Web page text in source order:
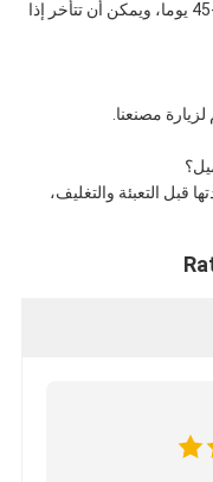
ج: بشكل عام، زمنا التسليم هو في غضون 30-45 يوما، ويمكن أن تتأخر إذا
مصنعنا.
قبل التعبئة والتغليف،